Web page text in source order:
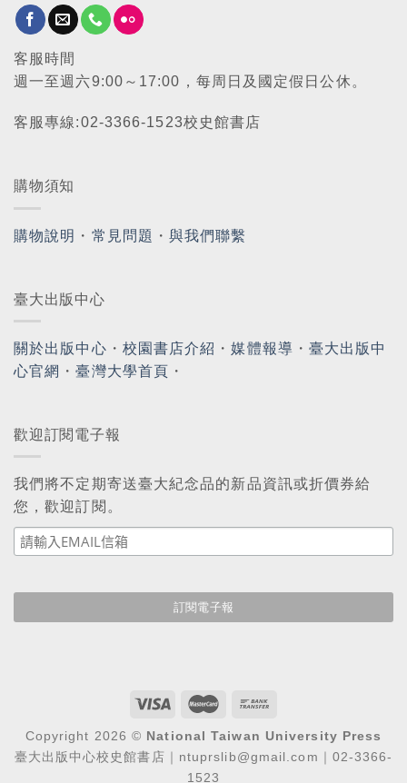
客服時間
週一至週六9:00～17:00，每周日及國定假日公休。
客服專線:02-3366-1523校史館書店
購物須知
購物說明 ・ 常見問題 ・與我們聯繫
臺大出版中心
關於出版中心 ・ 校園書店介紹 ・媒體報導 ・ 臺大出版中
心官網 ・臺灣大學首頁 ・
歡迎訂閱電子報
我們將不定期寄送臺大紀念品的新品資訊或折價券給
您，歡迎訂閱。
Copyright 2026 © National Taiwan University Press
臺大出版中心校史館書店｜ntuprslib@gmail.com｜02-3366-
1523